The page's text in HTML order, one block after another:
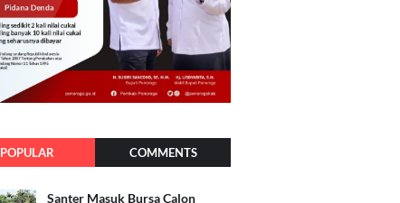
POPULAR COMMENTS
Santer Masuk Bursa Calon